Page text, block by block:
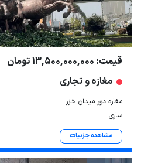
قیمت: 13,500,000,000 تومان
مغازه و تجاری
مغازه دور میدان خزر
ساری
مشاهده جزییات